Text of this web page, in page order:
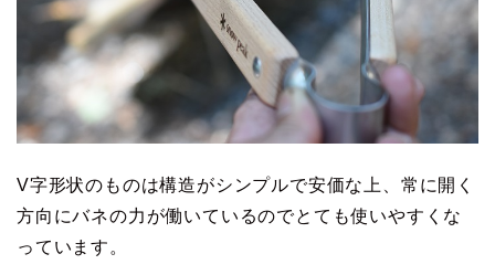
V字形状のものは構造がシンプルで安価な上、常に開く
方向にバネの力が働いているのでとても使いやすくな
っています。